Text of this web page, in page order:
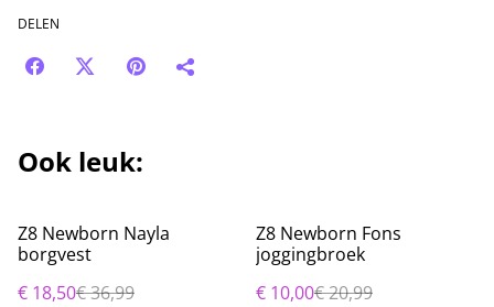
DELEN
Ook leuk:
%
Z8 Newborn Nayla
borgvest
€ 18,50€ 36,99
%
Z8 Newborn Fons
joggingbroek
€ 10,00€ 20,99